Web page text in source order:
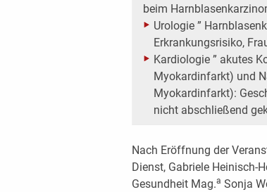
beim
Urologie ”
Erkrankungsrisiko,
Kardiologie ” akutes
Myokardinfarkt) und
Myokardinfarkt):
nicht abschließend
Nach Eröffnung der
Dienst, Gabriele Heinisch-
Gesundheit Mag.a Sonja